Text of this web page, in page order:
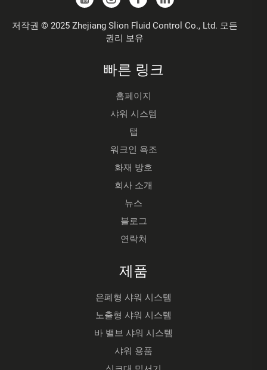
저작권 © 2025 Zhejiang Slion Fluid Control Co., Ltd. 모든
권리 보유
빠른 링크
홈페이지
샤워 시스템
탭
워크인 욕조
화재 방호
회사 소개
뉴스
블로그
연락처
제품
은폐형 샤워 시스템
노출형 샤워 시스템
바 밸브 샤워 시스템
샤워 용품